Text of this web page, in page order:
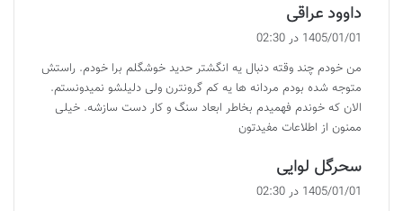
داوود عراقی
ف
:
1405/01/01 در 02:30
من خودم چند وقته دنبال یه انگشتر حدید خوشگلم برا خودم. راستش
متوجه شده بودم مردانه ها یه کم گرونترن ولی دلیلشو نمیدونستم.
الان که خوندم فهمیدم بخاطر ابعاد سنگ و کار دست سازشه. خیلی
ممنون از اطلاعات مفیدتون
سحرگل لوایی
ف
1405/01/01 در 02:30